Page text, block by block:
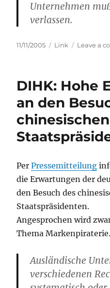
Unternehmen
verlassen.
Posted
11/11/2005 Categories
Link Leave a
DIHK: Hohe
an den
chinesischen
PerPressemitteilung
die Erwartungen der
den Besuch des
Staatspräsidenten.
Angesprochen wird
Thema Markenpiraterie.
Ausländische
verschiedenen